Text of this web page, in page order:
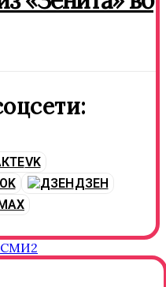
VK
OK
ДЗЕН
СМИ2